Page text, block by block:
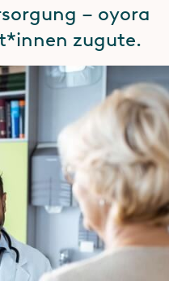
– oyora
zugute.